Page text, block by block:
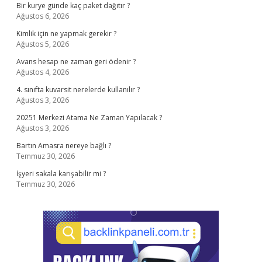
Bir kurye günde kaç paket dağıtır ?
Ağustos 6, 2026
Kimlik için ne yapmak gerekir ?
Ağustos 5, 2026
Avans hesap ne zaman geri ödenir ?
Ağustos 4, 2026
4. sınıfta kuvarsit nerelerde kullanılır ?
Ağustos 3, 2026
20251 Merkezi Atama Ne Zaman Yapılacak ?
Ağustos 3, 2026
Bartın Amasra nereye bağlı ?
Temmuz 30, 2026
İşyeri sakala karışabilir mi ?
Temmuz 30, 2026